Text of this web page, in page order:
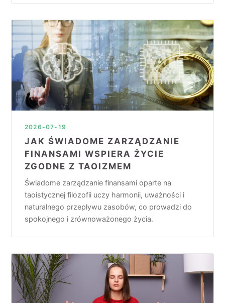
2026-07-19
JAK ŚWIADOME ZARZĄDZANIE
FINANSAMI WSPIERA ŻYCIE
ZGODNE Z TAOIZMEM
Świadome zarządzanie finansami oparte na
taoistycznej filozofii uczy harmonii, uważności i
naturalnego przepływu zasobów, co prowadzi do
spokojnego i zrównoważonego życia.